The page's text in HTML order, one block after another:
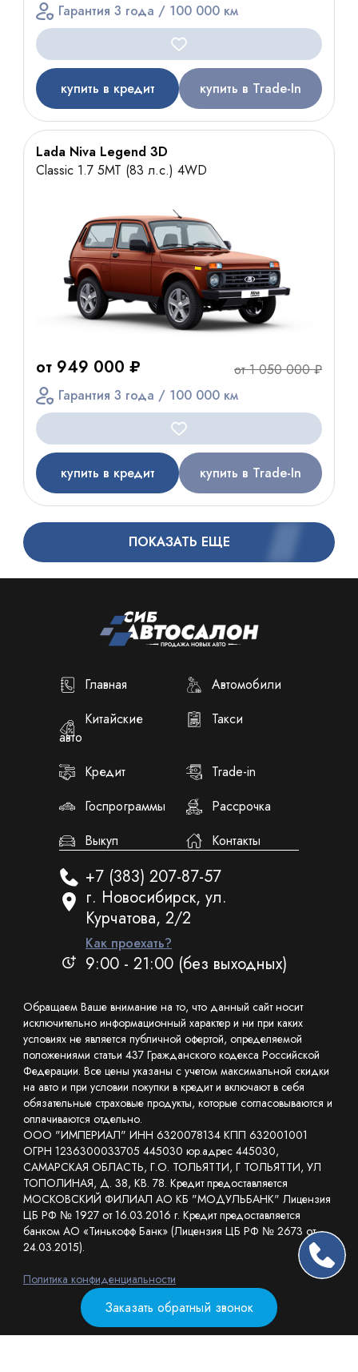
Гарантия 3 года / 100 000 км
купить в кредит купить в Trade-In
Lada Niva Legend 3D
Classic 1.7 5МТ (83 л.с.) 4WD
от 949 000 ₽
от 1 050 000 ₽
Гарантия 3 года / 100 000 км
купить в кредит купить в Trade-In
ПОКАЗАТЬ ЕЩЕ
Главная
Автомобили
Китайские
авто
Такси
Кредит
Trade-in
Госпрограммы
Рассрочка
Выкуп
Контакты
+7 (383) 207-87-57
г. Новосибирск, ул.
Курчатова, 2/2
Как проехать?
9:00 - 21:00 (без выходных)
Обращаем Ваше внимание на то, что данный сайт носит
исключительно информационный характер и ни при каких
условиях не является публичной офертой, определяемой
положениями статьи 437 Гражданского кодекса Российской
Федерации. Все цены указаны с учетом максимальной скидки
на авто и при условии покупки в кредит и включают в себя
обязательные страховые продукты, которые согласовываются и
оплачиваются отдельно.
ООО "ИМПЕРИАЛ" ИНН 6320078134 КПП 632001001
ОГРН 1236300033705 445030 юр.адрес 445030,
САМАРСКАЯ ОБЛАСТЬ, Г.О. ТОЛЬЯТТИ, Г ТОЛЬЯТТИ, УЛ
ТОПОЛИНАЯ, Д. 38, КВ. 78. Кредит предоставляется
МОСКОВСКИЙ ФИЛИАЛ АО КБ "МОДУЛЬБАНК" Лицензия
ЦБ РФ № 1927 от 16.03.2016 г. Кредит предоставляется
банком АО «Тинькофф Банк» (Лицензия ЦБ РФ № 2673 от
24.03.2015).
Политика конфиденциальности
Заказать обратный звонок